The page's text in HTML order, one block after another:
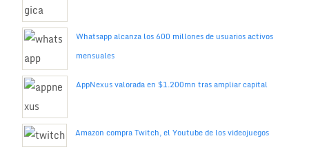
Whatsapp alcanza los 600 millones de usuarios activos
mensuales
AppNexus valorada en $1.200mn tras ampliar capital
Amazon compra Twitch, el Youtube de los videojuegos